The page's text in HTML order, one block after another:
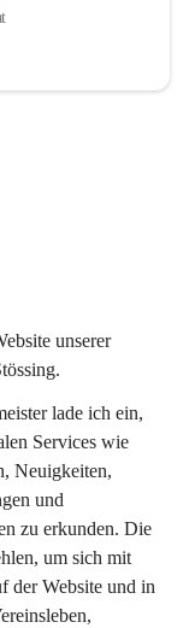
unserer
lade ich ein,
Services wie
Neuigkeiten,
und
zu erkunden. Die
um sich mit
der Website und in